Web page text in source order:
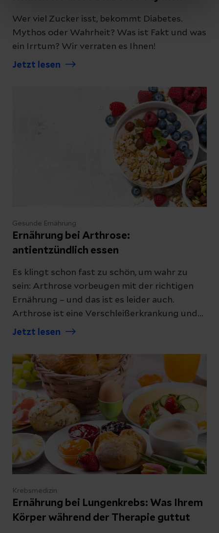
Wer viel Zucker isst, bekommt Diabetes.
Mythos oder Wahrheit? Was ist Fakt und was
ein Irrtum? Wir verraten es Ihnen!
Jetzt lesen
Gesunde Ernährung
Ernährung bei Arthrose:
antientzündlich essen
Es klingt schon fast zu schön, um wahr zu
sein: Arthrose vorbeugen mit der richtigen
Ernährung – und das ist es leider auch.
Arthrose ist eine Verschleißerkrankung und
es gibt keine Diät, die den Knorpel wieder
ausgewogene und antientzündliche
Ernährung andere therapeutische
Maßnahmen sinnvoll ergänzen. Was aber
genau beinhaltet antientzündliche
Ernährung?
Jetzt lesen
Krebsmedizin
Ernährung bei Lungenkrebs: Was Ihrem
Körper während der Therapie guttut